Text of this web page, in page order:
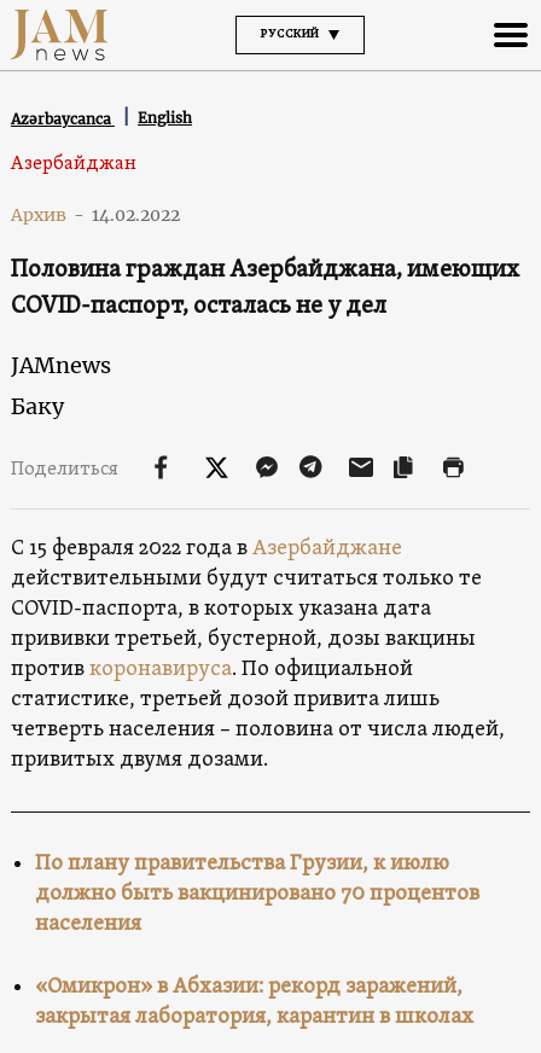
РУССКИЙ
Azərbaycanca English
Азербайджан
Архив - 14.02.2022
Половина граждан Азербайджана, имеющих
COVID-паспорт, осталась не у дел
JAMnews
Баку
Поделиться
С 15 февраля 2022 года вАзербайджане
действительными будут считаться только те
COVID-паспорта, в которых указана дата
прививки третьей, бустерной, дозы вакцины
противкоронавируса. По официальной
статистике, третьей дозой привита лишь
четверть населения – половина от числа людей,
привитых двумя дозами.
По плану правительства Грузии, к июлю
должно быть вакцинировано 70 процентов
населения
«Омикрон» в Абхазии: рекорд заражений,
закрытая лаборатория, карантин в школах